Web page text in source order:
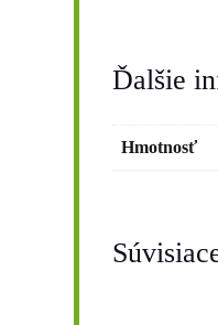
Ďalšie
Hmotnosť